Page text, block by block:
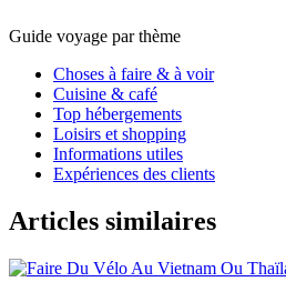
sélectionner des hébergements
d’entreprise Laos, ainsi que les
adaptées à vos conférences ou
infrastructures modernes et cadre
devient une destination idéale
qualité.
Henri D. Excellent
Quels sont les critères essentiels pour
MICE au Laos ?